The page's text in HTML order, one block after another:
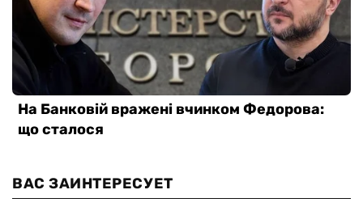
ВАС ЗАИНТЕРЕСУЕТ